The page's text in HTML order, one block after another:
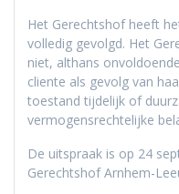
Het Gerechtshof heeft
volledig gevolgd. Het
niet, althans
cliente als gevolg van
toestand tijdelijk of
vermogensrechtelijke
De uitspraak is op 24
Gerechtshof Arnhem-